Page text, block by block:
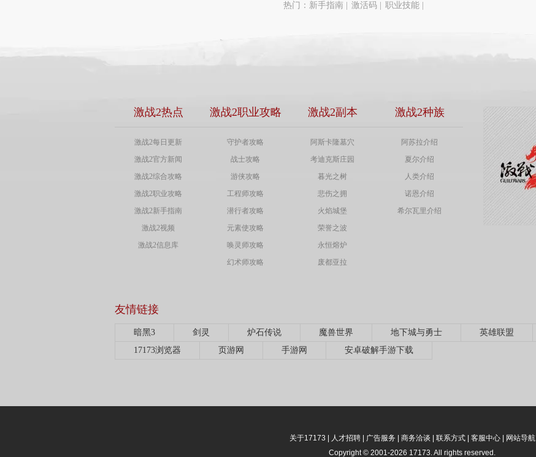
热门： 新手指南 激活码 职业技能
激战2热点
激战2每日更新
激战2官方新闻
激战2综合攻略
激战2职业攻略
激战2新手指南
激战2视频
激战2信息库
激战2职业攻略
守护者攻略
战士攻略
游侠攻略
工程师攻略
潜行者攻略
元素使攻略
唤灵师攻略
幻术师攻略
激战2副本
阿斯卡隆墓穴
考迪克斯庄园
暮光之树
悲伤之拥
火焰城堡
荣誉之波
永恒熔炉
废都亚拉
激战2种族
阿苏拉介绍
夏尔介绍
人类介绍
诺恩介绍
希尔瓦里介绍
友情链接
暗黑3 剑灵 炉石传说 魔兽世界 地下城与勇士 英雄联盟
17173浏览器
页游网 手游网 安卓破解手游下载
关于17173 人才招聘| 广告服务 商务洽谈 联系方式| 客服中心|
网站导航
Copyright © 2001-2026 17173. All rights reserved.